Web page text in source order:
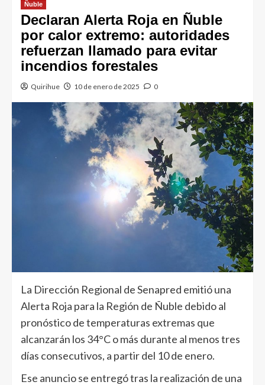
Ñuble
Declaran Alerta Roja en Ñuble
por calor extremo: autoridades
refuerzan llamado para evitar
incendios forestales
Quirihue 10 de enero de 2025 0
La Dirección Regional de Senapred emitió una
Alerta Roja para la Región de Ñuble debido al
pronóstico de temperaturas extremas que
alcanzarán los 34°C o más durante al menos tres
días consecutivos, a partir del 10 de enero.
Ese anuncio se entregó tras la realización de una